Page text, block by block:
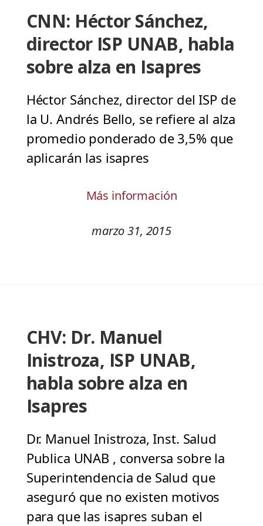
CNN: Héctor Sánchez,
director ISP UNAB, habla
sobre alza en Isapres
Héctor Sánchez, director del ISP de
la U. Andrés Bello, se refiere al alza
promedio ponderado de 3,5% que
aplicarán las isapres
Más información
marzo 31, 2015
CHV: Dr. Manuel
Inistroza, ISP UNAB,
habla sobre alza en
Isapres
Dr. Manuel Inistroza, Inst. Salud
Publica UNAB , conversa sobre la
Superintendencia de Salud que
aseguró que no existen motivos
para que las isapres suban el